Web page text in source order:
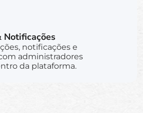
Notificações
notificações e
administradores
da plataforma.